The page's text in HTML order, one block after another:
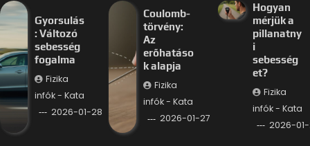
Gyorsulás
: Változó
sebesség
fogalma
Fizika
infók - Kata
2026-01-28
Coulomb-
törvény:
Az
erőhatáso
k alapja
Fizika
infók - Kata
2026-01-27
Hogyan
mérjük a
pillanatny
i
sebesség
et?
Fizika
infók - Kata
2026-